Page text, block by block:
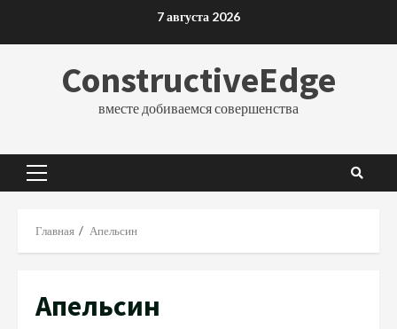
7 августа 2026
ConstructiveEdge
вместе добиваемся совершенства
Основное
Главная Апельсин
Апельсин